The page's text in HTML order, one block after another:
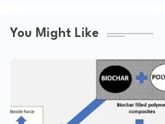
You Might Like